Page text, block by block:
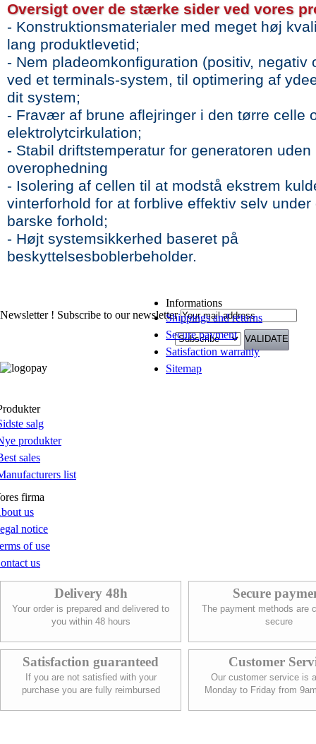
Oversigt over de stærke sider ved vores
- Konstruktionsmaterialer med meget høj
lang produktlevetid;
- Nem pladeomkonfiguration (positiv, negativ
ved et terminals-system, til optimering af
dit system;
- Fravær af brune aflejringer i den tørre celle
elektrolytcirkulation;
- Stabil driftstemperatur for generatoren uden
overophedning
- Isolering af cellen til at modstå ekstrem
vinterforhold for at forblive effektiv selv under
barske forhold;
- Højt systemsikkerhed baseret på
beskyttelsesboblerbeholder.
Newsletter ! Subscribe to our newsletter
Informations
Shippings and returns
Secure payment
Satisfaction warranty
Sitemap
salg
produkter
sales
list
firma
us
notice
of use
us
Delivery 48h
Your order is prepared and delivered to
you within 48 hours
Secure
The payment methods are
secure
Satisfaction guaranteed
If you are not satisfied with your
purchase you are fully reimbursed
Customer
Our customer service is
Monday to Friday from